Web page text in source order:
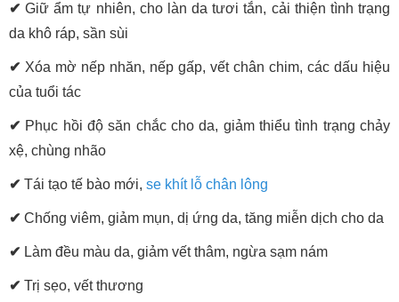
✔Giữ ẩm tự nhiên, cho làn da tươi tắn, cải thiện tình trạng
da khô ráp, sần sùi
✔ Xóa mờ nếp nhăn, nếp gấp, vết chân chim, các dấu hiệu
của tuổi tác
✔ Phục hồi độ săn chắc cho da, giảm thiểu tình trạng chảy
xệ, chùng nhão
✔ Tái tạo tế bào mới, se khít lỗ chân lông
✔ Chống viêm, giảm mụn, dị ứng da, tăng miễn dịch cho da
✔ Làm đều màu da, giảm vết thâm, ngừa sạm nám
✔ Trị sẹo, vết thương